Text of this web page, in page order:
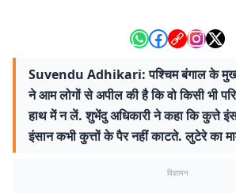
Suvendu Adhikari: पश्चिम बंगाल के
ने आम लोगों से अपील की है कि वो किसी भी
हाथ में न लें. शुभेंदु अधिकारी ने कहा कि कुत्ते
इंसान कभी कुत्तों के पैर नहीं काटते. लुटेरे का
विज्ञापन